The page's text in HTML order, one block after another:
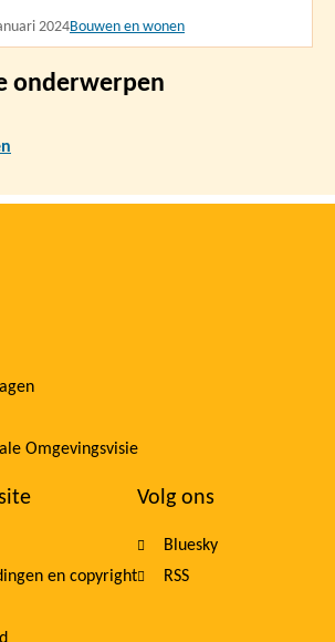
2024Bouwen en wonen
onderwerpen
Omgevingsvisie
en copyright
Volg ons
Bluesky
RSS